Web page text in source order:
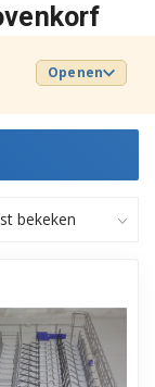
Openen